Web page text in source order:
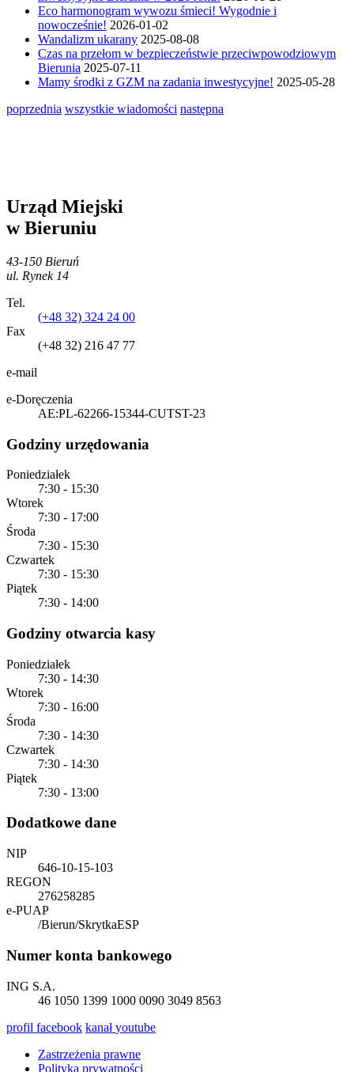
Eco harmonogram wywozu śmieci! Wygodnie i
nowocześnie! 2026-01-02
Wandalizm ukarany 2025-08-08
Czas na przełom w bezpieczeństwie przeciwpowodziowym
Bierunia 2025-07-11
Mamy środki z GZM na zadania inwestycyjne! 2025-05-28
poprzednia wszystkie wiadomości następna
Urząd Miejski
w Bieruniu
43-150 Bieruń
ul. Rynek 14
Tel.
(+48 32) 324 24 00
Fax
(+48 32) 216 47 77
e-mail
e-Doręczenia
AE:PL-62266-15344-CUTST-23
Godziny urzędowania
Poniedziałek
7:30 - 15:30
Wtorek
7:30 - 17:00
Środa
7:30 - 15:30
Czwartek
7:30 - 15:30
Piątek
7:30 - 14:00
Godziny otwarcia kasy
Poniedziałek
7:30 - 14:30
Wtorek
7:30 - 16:00
Środa
7:30 - 14:30
Czwartek
7:30 - 14:30
Piątek
7:30 - 13:00
Dodatkowe dane
NIP
646-10-15-103
REGON
276258285
e-PUAP
/Bierun/SkrytkaESP
Numer konta bankowego
ING S.A.
46 1050 1399 1000 0090 3049 8563
profil facebook kanałyoutube
Zastrzeżenia prawne
Polityka prywatności